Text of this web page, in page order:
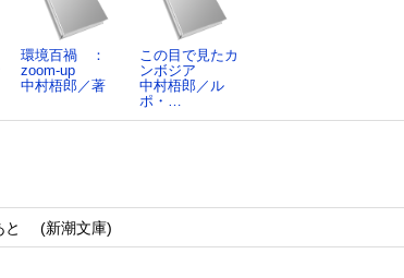
環境百禍 ：
zoom‐up
中村梧郎／著
この目で見たカ
ンボジア
中村梧郎／ル
ポ・…
と (新潮文庫)